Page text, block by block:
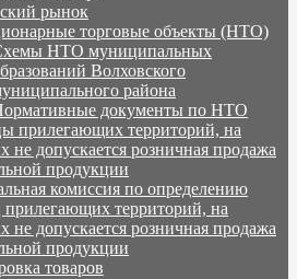
рынок
торговые объекты (НТО)
НТО муниципальных
Волховского
района
документы по НТО
прилегающих территорий, на
не допускается розничная продажа
продукции
комиссия по определению
прилегающих территорий, на
не допускается розничная продажа
продукции
товаров